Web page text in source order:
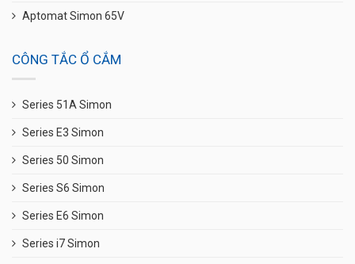
Aptomat Simon 65V
CÔNG TẮC Ổ CẮM
Series 51A Simon
Series E3 Simon
Series 50 Simon
Series S6 Simon
Series E6 Simon
Series i7 Simon